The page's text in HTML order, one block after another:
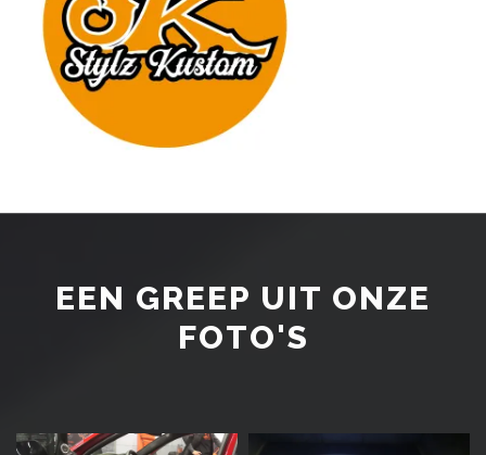
EEN GREEP UIT ONZE
FOTO'S
mef